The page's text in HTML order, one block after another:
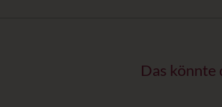
Das könnte